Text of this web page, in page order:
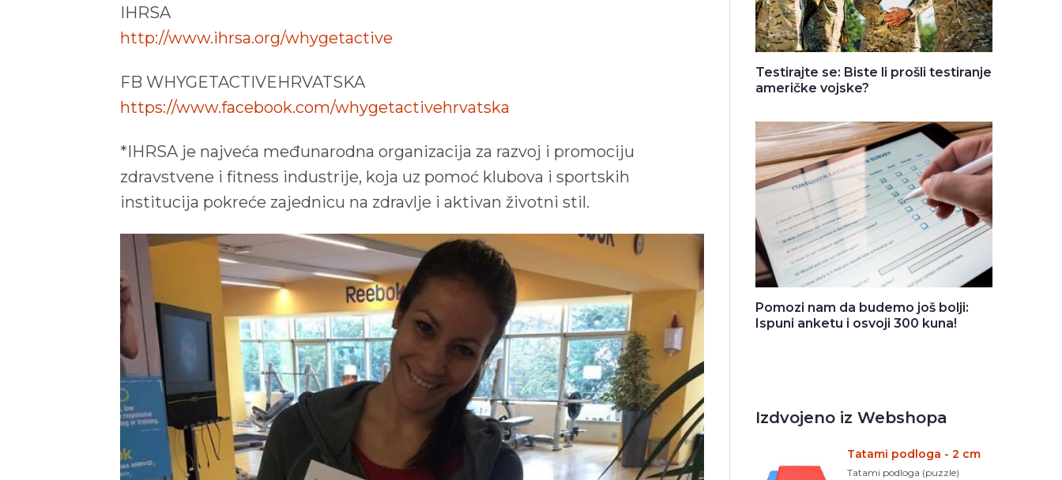
IHRSA
http://www.ihrsa.org/whygetactive
FB WHYGETACTIVEHRVATSKA
https://www.facebook.com/whygetactivehrvatska
*IHRSA je najveća međunarodna organizacija za razvoj i promociju
zdravstvene i fitness industrije, koja uz pomoć klubova i sportskih
institucija pokreće zajednicu na zdravlje i aktivan životni stil.
Testirajte se: Biste li prošli testiranje
američke vojske?
Pomozi nam da budemo još bolji:
Ispuni anketu i osvoji 300 kuna!
Izdvojeno iz Webshopa
Tatami podloga - 2 cm
Tatami podloga (puzzle)